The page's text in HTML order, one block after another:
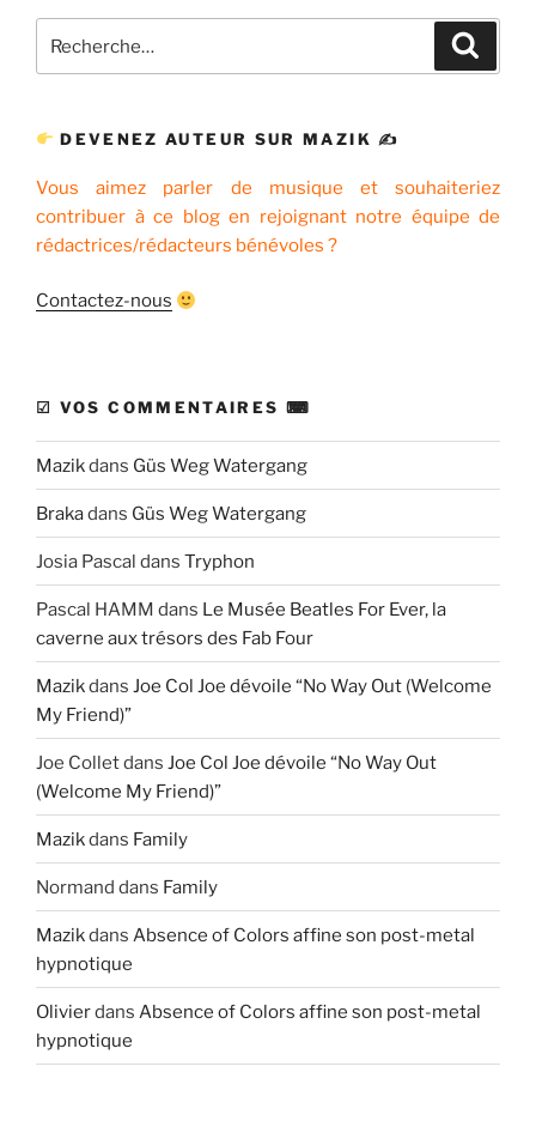
pour
DEVENEZ AUTEUR SUR MAZIK ✍
Vous aimez parler de musique et souhaiteriez
contribuer à ce blog en rejoignant notre équipe de
rédactrices/rédacteurs bénévoles ?
Contactez-nous
☑ VOS COMMENTAIRES ⌨
Mazikdans Güs Weg Watergang
Brakadans Güs Weg Watergang
Josia Pascal dans Tryphon
Pascal HAMM dans Le Musée Beatles For Ever, la
caverne aux trésors des Fab Four
Mazikdans Joe Col Joe dévoile “No Way Out (Welcome
My Friend)”
Joe Colletdans Joe Col Joe dévoile “No Way Out
(Welcome My Friend)”
Mazikdans Family
Normand dans Family
Mazikdans Absence of Colors affine son post-metal
hypnotique
Olivierdans Absence of Colors affine son post-metal
hypnotique